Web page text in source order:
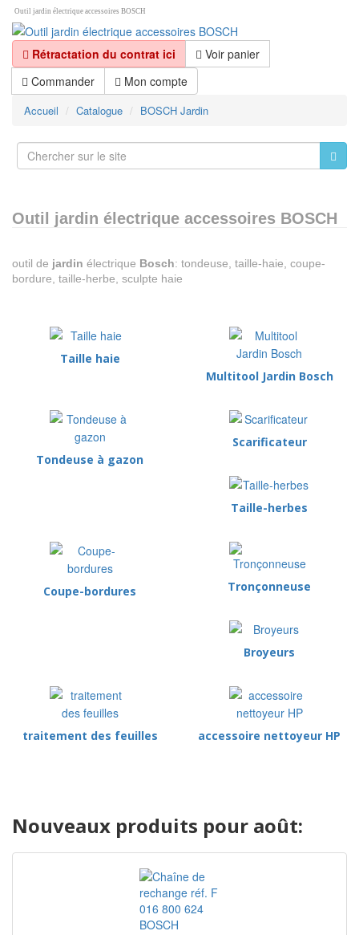
Outil jardin électrique accessoires BOSCH
Rétractation du contrat ici
Voir panier
Commander
Mon compte
Accueil Catalogue BOSCH Jardin
Outil jardin électrique accessoires BOSCH
outil de jardin électrique Bosch: tondeuse, taille-haie, coupe-
bordure, taille-herbe, sculpte haie
Taille haie
Multitool Jardin Bosch
Tondeuse à gazon
Scarificateur
Taille-herbes
Coupe-bordures Tronçonneuse
Broyeurs
traitement des feuilles accessoire nettoyeur HP
Nouveaux produits pour août: